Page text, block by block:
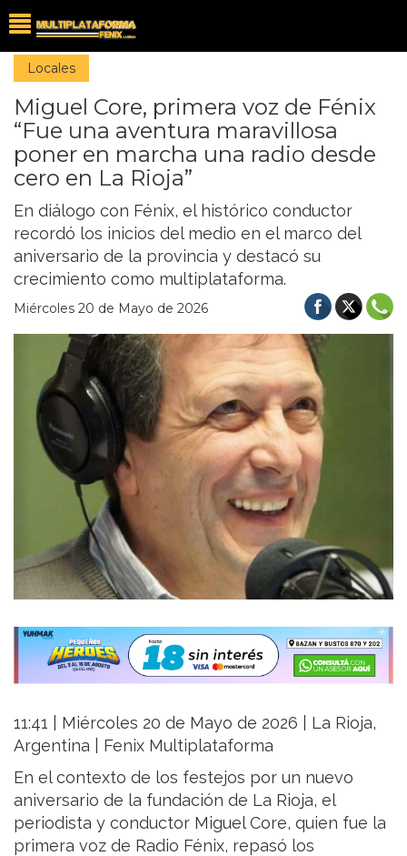
Locales
Miguel Core, primera voz de Fénix
“Fue una aventura maravillosa
poner en marcha una radio desde
cero en La Rioja”
En diálogo con Fénix, el histórico conductor
recordó los inicios del medio en el marco del
aniversario de la provincia y destacó su
crecimiento como multiplataforma.
Miércoles 20 de Mayo de 2026
11:41 | Miércoles 20 de Mayo de 2026 | La Rioja,
Argentina | Fenix Multiplataforma
En el contexto de los festejos por un nuevo
aniversario de la fundación de La Rioja, el
periodista y conductor Miguel Core, quien fue la
primera voz de Radio Fénix, repasó los